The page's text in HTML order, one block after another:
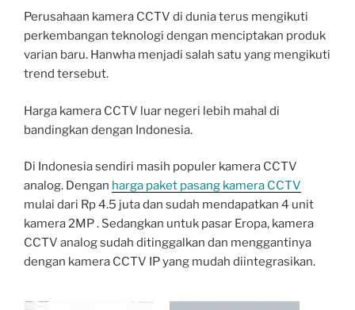
Perusahaan kamera CCTV di dunia terus mengikuti
perkembangan teknologi dengan menciptakan produk
varian baru. Hanwha menjadi salah satu yang mengikuti
trend tersebut.
Harga kamera CCTV luar negeri lebih mahal di
bandingkan dengan Indonesia.
Di Indonesia sendiri masih populer kamera CCTV
analog. Dengan harga paket pasang kamera CCTV
mulai dari Rp 4.5 juta dan sudah mendapatkan 4 unit
kamera 2MP . Sedangkan untuk pasar Eropa, kamera
CCTV analog sudah ditinggalkan dan menggantinya
dengan kamera CCTV IP yang mudah diintegrasikan.